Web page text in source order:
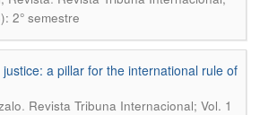
2° semestre
a pillar for the international rule of
. Revista Tribuna Internacional; Vol. 1